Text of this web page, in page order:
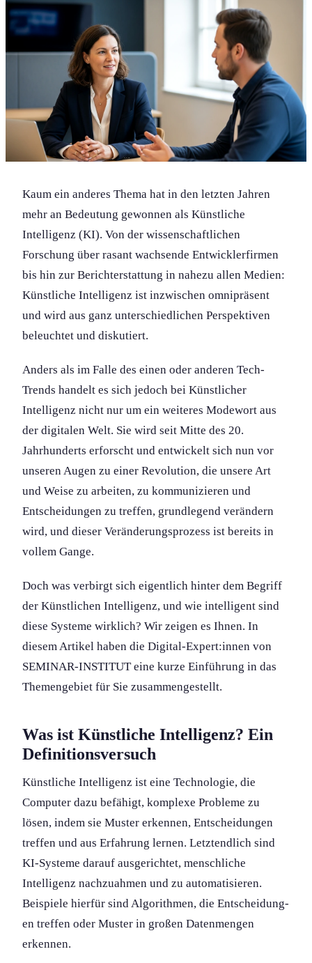
Kaum ein anderes Thema hat in den letzten Jahren
mehr an Bedeutung gewonnen als Künstliche
Intelligenz (KI). Von der wissenschaft­lichen
Forschung über rasant wachsende Entwicklerfirmen
bis hin zur Berichterstattung in nahezu allen Medien:
Künstliche Intelligenz ist inzwischen omnipräsent
und wird aus ganz unterschiedlichen Perspektiven
beleuchtet und diskutiert.
Anders als im Falle des einen oder anderen Tech-
Trends handelt es sich jedoch bei Künstlicher
Intelligenz nicht nur um ein weiteres Modewort aus
der digitalen Welt. Sie wird seit Mitte des 20.
Jahrhunderts erforscht und entwickelt sich nun vor
unseren Augen zu einer Revolution, die unsere Art
und Weise zu arbeiten, zu kommunizieren und
Entscheidung­en zu treffen, grundlegend verändern
wird, und dieser Veränderungs­prozess ist bereits in
vollem Gange.
Doch was verbirgt sich eigentlich hinter dem Begriff
der Künstlichen Intelligenz, und wie intelligent sind
diese Systeme wirklich? Wir zeigen es Ihnen. In
diesem Artikel haben die Digital-Expert:innen von
SEMINAR-INSTITUT eine kurze Einführung in das
Themengebiet für Sie zusammengestellt.
Was ist Künstliche Intelligenz? Ein
Definitions­versuch
Künstliche Intelligenz ist eine Technologie, die
Computer dazu befähigt, komplexe Probleme zu
lösen, indem sie Muster erkennen, Entscheidung­en
treffen und aus Erfahrung lernen. Letztendlich sind
KI-Systeme darauf ausgerichtet, menschliche
Intelligenz nachzuahmen und zu automatisieren.
Beispiele hierfür sind Algorithmen, die Entscheidung­
en treffen oder Muster in großen Datenmengen
erkennen.